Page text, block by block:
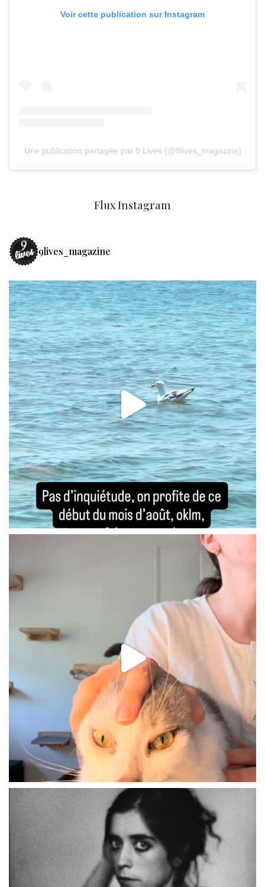
Voir cette publication sur Instagram
Une publication partagée par 9 Lives (@9lives_magazine)
Flux Instagram
9lives_magazine